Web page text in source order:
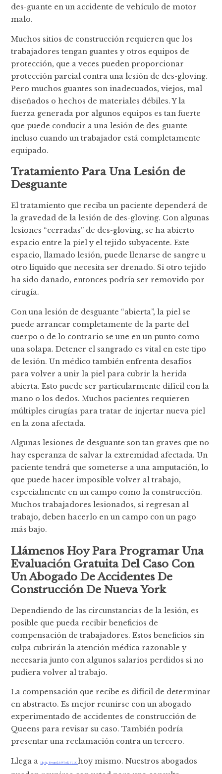
des-guante en un accidente de vehículo de motor
malo.
Muchos sitios de construcción requieren que los
trabajadores tengan guantes y otros equipos de
protección, que a veces pueden proporcionar
protección parcial contra una lesión de des-gloving.
Pero muchos guantes son inadecuados, viejos, mal
diseñados o hechos de materiales débiles. Y la
fuerza generada por algunos equipos es tan fuerte
que puede conducir a una lesión de des-guante
incluso cuando un trabajador está completamente
equipado.
Tratamiento Para Una Lesión de
Desguante
El tratamiento que reciba un paciente dependerá de
la gravedad de la lesión de des-gloving. Con algunas
lesiones “cerradas” de des-gloving, se ha abierto
espacio entre la piel y el tejido subyacente. Este
espacio, llamado lesión, puede llenarse de sangre u
otro líquido que necesita ser drenado. Si otro tejido
ha sido dañado, entonces podría ser removido por
cirugía.
Con una lesión de desguante “abierta”, la piel se
puede arrancar completamente de la parte del
cuerpo o de lo contrario se une en un punto como
una solapa. Detener el sangrado es vital en este tipo
de lesión. Un médico también enfrenta desafíos
para volver a unir la piel para cubrir la herida
abierta. Esto puede ser particularmente difícil con la
mano o los dedos. Muchos pacientes requieren
múltiples cirugías para tratar de injertar nueva piel
en la zona afectada.
Algunas lesiones de desguante son tan graves que no
hay esperanza de salvar la extremidad afectada. Un
paciente tendrá que someterse a una amputación, lo
que puede hacer imposible volver al trabajo,
especialmente en un campo como la construcción.
Muchos trabajadores lesionados, si regresan al
trabajo, deben hacerlo en un campo con un pago
más bajo.
Llámenos Hoy Para Programar Una
Evaluación Gratuita Del Caso Con
Un Abogado De Accidentes De
Construcción De Nueva York
Dependiendo de las circunstancias de la lesión, es
posible que pueda recibir beneficios de
compensación de trabajadores. Estos beneficios sin
culpa cubrirán la atención médica razonable y
necesaria junto con algunos salarios perdidos si no
pudiera volver al trabajo.
La compensación que recibe es difícil de determinar
en abstracto. Es mejor reunirse con un abogado
experimentado de accidentes de construcción de
Queens para revisar su caso. También podría
presentar una reclamación contra un tercero.
Llega a Lipsig, Freund, & Wisell, PLLC hoy mismo. Nuestros abogados